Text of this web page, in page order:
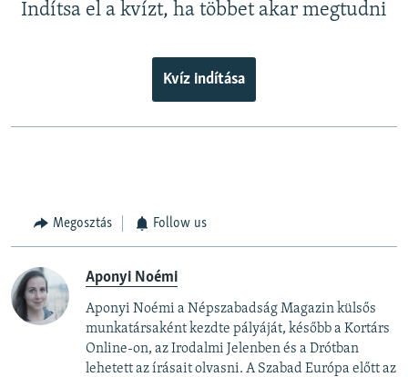
Indítsa el a kvízt, ha többet akar megtudni
Kvíz indítása
Megosztás Follow us
Aponyi Noémi
Aponyi Noémi a Népszabadság Magazin külsős
munkatársaként kezdte pályáját, később a Kortárs
Online-on, az Irodalmi Jelenben és a Drótban
lehetett az írásait olvasni. A Szabad Európa előtt az